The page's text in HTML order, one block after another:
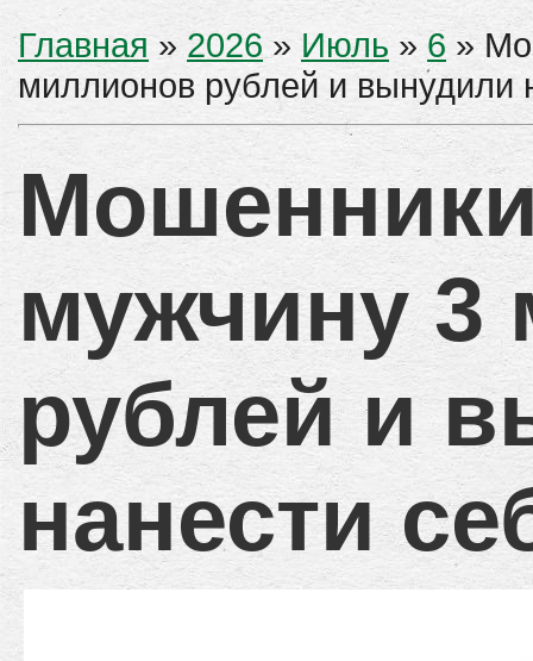
Главная » 2026 » Июль » 6»
миллионов рублей и вынудили
мужчину 3
рублей и
нанести